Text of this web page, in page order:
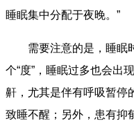
睡眠集中分配于夜晚。”
需要注意的是，睡眠
个“度”，睡眠过多也会出
鼾，尤其是伴有呼吸暂停
致睡不醒；另外，患有抑